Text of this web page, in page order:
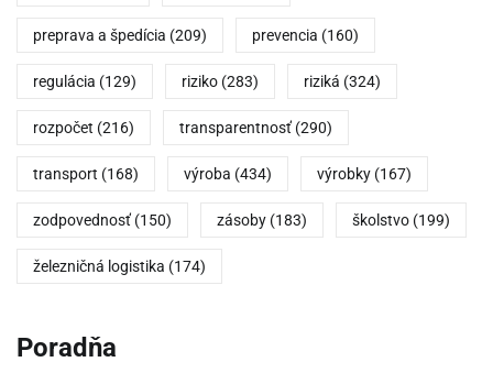
preprava a špedícia (209) prevencia (160)
regulácia (129) riziko (283) riziká (324)
rozpočet (216) transparentnosť (290)
transport (168) výroba (434) výrobky (167)
zodpovednosť (150) zásoby (183) školstvo (199)
železničná logistika (174)
Poradňa